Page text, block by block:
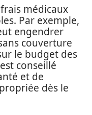
médicaux
Par exemple,
engendrer
couverture
le budget des
conseillé
et de
dès le